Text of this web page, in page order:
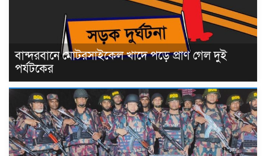
বান্দরবানে মোটরসাইকেল খাদে পড়ে প্রাণ গেল দুই
পর্যটকের